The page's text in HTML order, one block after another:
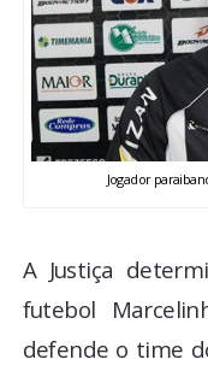
ENTRETENIMENTO
ENQUETE
FOTOS
Jogador
A Justiça
futebol
defende o time